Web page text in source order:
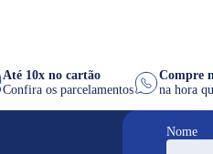
Até 10x no cartão
Confira os parcelamentos
na
Nome